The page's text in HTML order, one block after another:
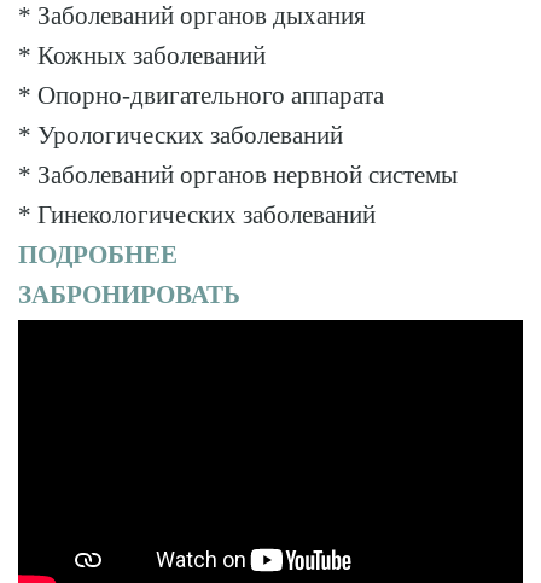
* Заболеваний органов дыхания
* Кожных заболеваний
* Опорно-двигательного аппарата
* Урологических заболеваний
* Заболеваний органов нервной системы
* Гинекологических заболеваний
ПОДРОБНЕЕ
ЗАБРОНИРОВАТЬ